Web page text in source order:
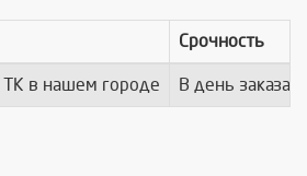
Срочность
в нашем городе В день заказа